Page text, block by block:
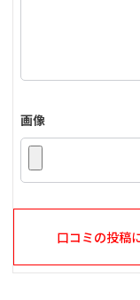
画像
口コミの投稿